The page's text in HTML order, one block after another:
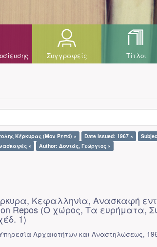
Συγγραφείς Τίτλοι
Κέρκυρας (Μον Ρεπό) × Date issued: 1967 ×
× Author: Δοντάς, Γεώργιος ×
Κεφαλληνία, Ανασκαφή
Repos (Ο χώρος, Τα ευρήματα,
1)
Αρχαιοτήτων και Αναστηλώσεως,